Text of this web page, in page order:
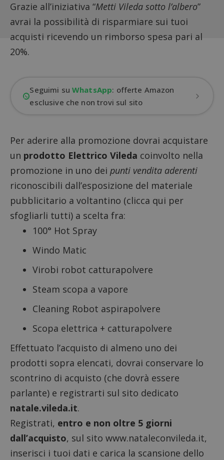
Grazie all’iniziativa “Metti Vileda sotto l’albero”
avrai la possibilità di risparmiare sui tuoi
acquisti ricevendo un rimborso spesa pari al
20%.
Seguimi suWhatsApp: offerte Amazon
esclusive che non trovi sul sito
Per aderire alla promozione dovrai acquistare
un prodotto Elettrico Vileda coinvolto nella
promozione in uno dei punti vendita aderenti
riconoscibili dall’esposizione del materiale
pubblicitario a voltantino (clicca qui per
sfogliarli tutti) a scelta fra:
100° Hot Spray
Windo Matic
Virobi robot catturapolvere
Steam scopa a vapore
Cleaning Robot aspirapolvere
Scopa elettrica + catturapolvere
Effettuato l’acquisto di almeno uno dei
prodotti sopra elencati, dovrai conservare lo
scontrino di acquisto (che dovrà essere
parlante) e registrarti sul sito dedicato
natale.vileda.it.
Registrati, entro e non oltre 5 giorni
dall’acquisto, sul sito www.nataleconvileda.it,
inserisci i tuoi dati e carica la scansione dello